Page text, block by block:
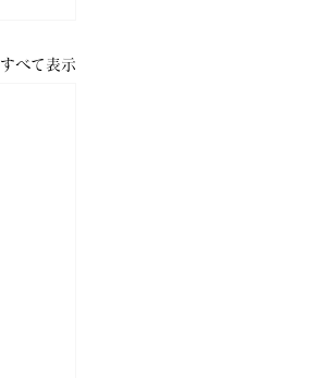
すべて表示